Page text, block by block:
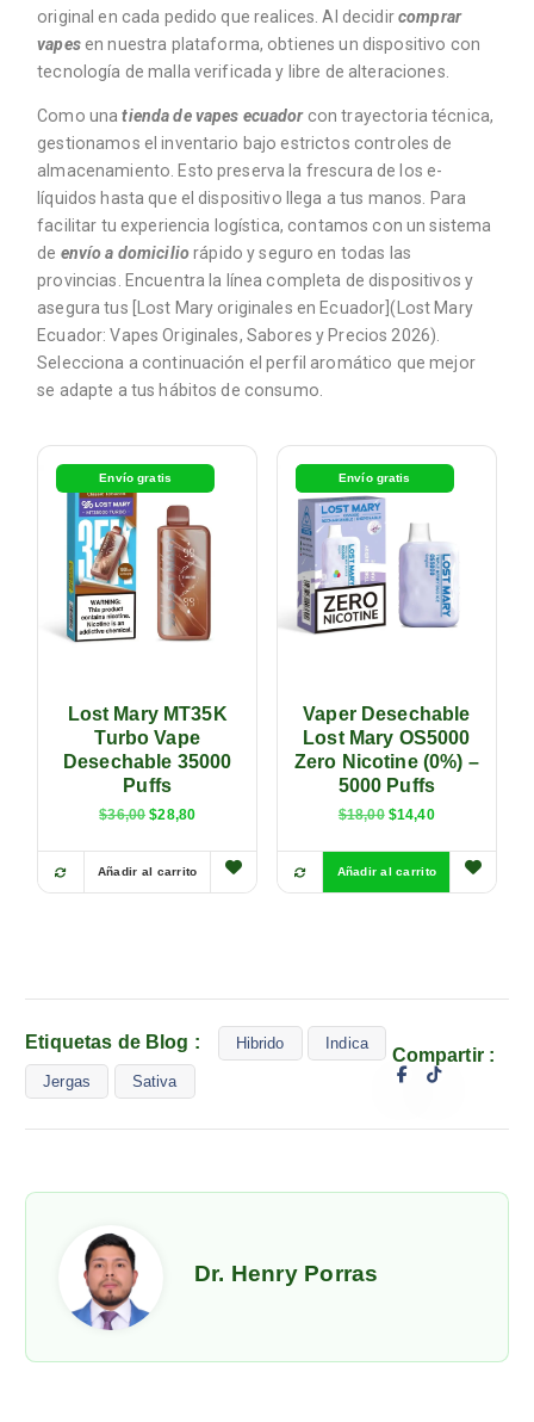
original en cada pedido que realices. Al decidircomprar
vapesen nuestra plataforma, obtienes un dispositivo con
tecnología de malla verificada y libre de alteraciones.
Como unatienda de vapes ecuadorcon trayectoria técnica,
gestionamos el inventario bajo estrictos controles de
almacenamiento. Esto preserva la frescura de los e-
líquidos hasta que el dispositivo llega a tus manos. Para
facilitar tu experiencia logística, contamos con un sistema
de envío a domiciliorápido y seguro en todas las
provincias. Encuentra la línea completa de dispositivos y
asegura tus [Lost Mary originales en Ecuador](Lost Mary
Ecuador: Vapes Originales, Sabores y Precios 2026).
Selecciona a continuación el perfil aromático que mejor
se adapte a tus hábitos de consumo.
Envío gratis
Lost Mary MT35K
Turbo Vape
Desechable 35000
Puffs
$36,00 $28,80
Añadir al carrito
Envío gratis
Agotado
Vaper Desechable
Lost Mary OS5000
Zero Nicotine (0%) –
5000 Puffs
$18,00 $14,40
Añadir al carrito
Etiquetas de Blog : Hibrido Indica
Jergas Sativa
Compartir :
Dr. Henry Porras